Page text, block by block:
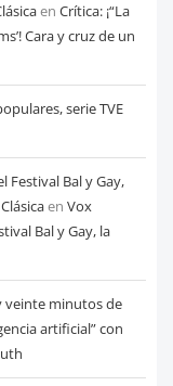
en Crítica: ¡“La
Cara y cruz de un
serie TVE
Festival Bal y Gay,
en Vox
Bal y Gay, la
veinte minutos de
artificial” con